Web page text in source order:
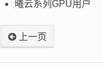
曦云系列GPU用户
上一页